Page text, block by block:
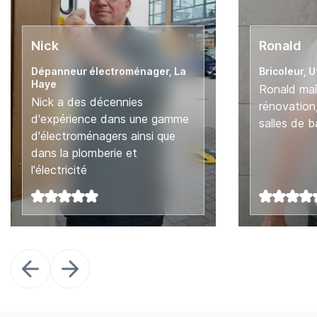
Nick
Dépanneur électroménager, La
Haye
Nick a des décennies
d'expérience dans une gamme
d'électroménagers ainsi que
dans la plomberie et
l'électricité
Ronald
Bricoleur,
Ronald
salles de